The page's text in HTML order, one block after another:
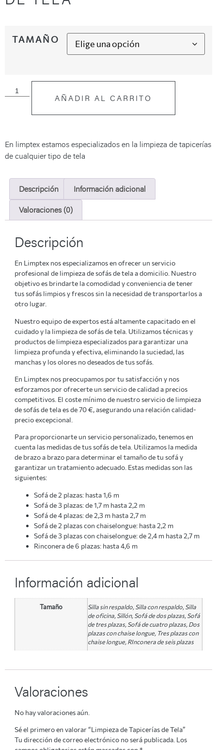
TAMAÑO
AÑADIR AL CARRITO
En limptex estamos especializados en la limpieza de tapicerías
de cualquier tipo de tela
Descripción
Información adicional
Valoraciones (0)
Descripción
En Limptex nos especializamos en ofrecer un servicio
profesional de limpieza de sofás de tela a domicilio. Nuestro
objetivo es brindarte la comodidad y conveniencia de tener
tus sofás limpios y frescos sin la necesidad de transportarlos a
otro lugar.
Nuestro equipo de expertos está altamente capacitado en el
cuidado y la limpieza de sofás de tela. Utilizamos técnicas y
productos de limpieza especializados para garantizar una
limpieza profunda y efectiva, eliminando la suciedad, las
manchas y los olores no deseados de tus sofás.
En Limptex nos preocupamos por tu satisfacción y nos
esforzamos por ofrecerte un servicio de calidad a precios
competitivos. El coste mínimo de nuestro servicio de limpieza
de sofás de tela es de 70 €, asegurando una relación calidad-
precio excepcional.
Para proporcionarte un servicio personalizado, tenemos en
cuenta las medidas de tus sofás de tela. Utilizamos la medida
de brazo a brazo para determinar el tamaño de tu sofá y
garantizar un tratamiento adecuado. Estas medidas son las
siguientes:
Sofá de 2 plazas: hasta 1,6 m
Sofá de 3 plazas: de 1,7 m hasta 2,2 m
Sofá de 4 plazas: de 2,3 m hasta 2,7 m
Sofá de 2 plazas con chaiselongue: hasta 2,2 m
Sofá de 3 plazas con chaiselongue: de 2,4 m hasta 2,7 m
Rinconera de 6 plazas: hasta 4,6 m
Información adicional
Tamaño
Silla sin respaldo, Silla con respaldo, Silla
de oficina, Sillón, Sofá de dos plazas, Sofá
de tres plazas, Sofá de cuatro plazas, Dos
plazas con chaise longue, Tres plazas con
chaise longue, RInconera de seis plazas
Valoraciones
No hay valoraciones aún.
Sé el primero en valorar “Limpieza de Tapicerías de Tela”
Tu dirección de correo electrónico no será publicada. Los